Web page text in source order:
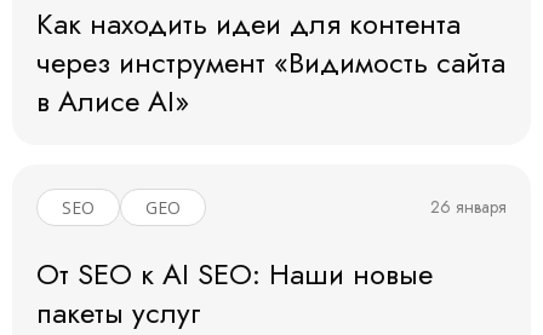
Как находить идеи для контента
через инструмент «Видимость сайта
в Алисе AI»
SEO GEO 26 января
От SEO к AI SEO: Наши новые
пакеты услуг